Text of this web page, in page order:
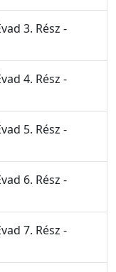
3. Rész -
4. Rész -
5. Rész -
6. Rész -
7. Rész -